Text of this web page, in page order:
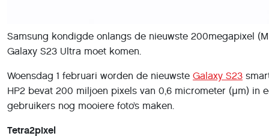
Samsung kondigde onlangs de nieuwste 200megapixel
Galaxy S23 Ultra moet komen.
Woensdag 1 februari worden de nieuwste Galaxy S23
HP2 bevat 200 miljoen pixels van 0,6 micrometer (μm) in
gebruikers nog mooiere foto’s maken.
Tetra2pixel